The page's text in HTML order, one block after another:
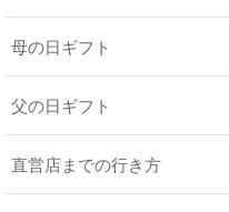
母の日ギフト
父の日ギフト
直営店までの行き方